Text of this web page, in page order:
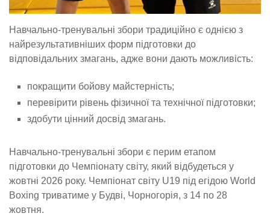
Навчально-тренувальні збори традиційно є однією з
найрезультативніших форм підготовки до
відповідальних змагань, адже вони дають можливість:
покращити бойову майстерність;
перевірити рівень фізичної та технічної підготовки;
здобути цінний досвід змагань.
Навчально-тренувальні збори є перим етапом
підготовки до Чемпіонату світу, який відбудеться у
жовтні 2026 року. Чемпіонат світу U19 під егідою World
Boxing триватиме у Будві, Чорногорія, з 14 по 28
жовтня.